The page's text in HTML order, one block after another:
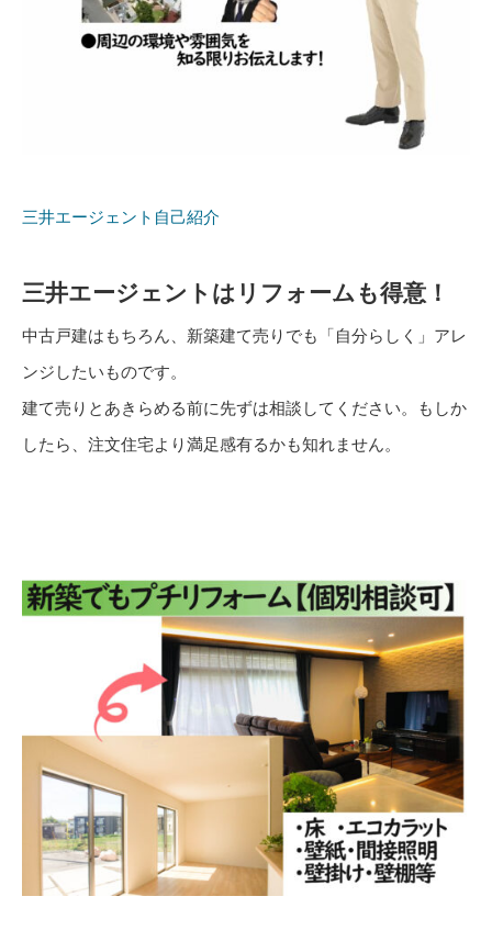
三井エージェント自己紹介
三井エージェントはリフォームも得意！
中古戸建はもちろん、新築建て売りでも「自分らしく」アレ
ンジしたいものです。
建て売りとあきらめる前に先ずは相談してください。もしか
したら、注文住宅より満足感有るかも知れません。